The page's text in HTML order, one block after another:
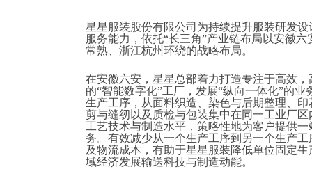
星星服装股份有限公司为持续提升服装研发设
服务能力，依托“长三角”产业链布局以安徽六
常熟、浙江杭州环绕的战略布局。
在安徽六安，星星总部着力打造专注于高效，
的“智能数字化”工厂，发展“纵向一体化”的业
生产工序，从面料织造、染色与后期整理、印
剪与缝纫以及质检与包装集中在同一工业厂
工艺技术与制造水平，策略性地为客户提供一
务。有效减少从一个生产工序到另一个生产工
及物流成本，有助于星星服装降低单位固定
域经济发展输送科技与制造动能。